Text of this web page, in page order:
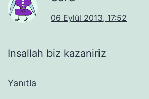
06 Eylül 2013, 17:52
Insallah biz kazaniriz
Yanıtla